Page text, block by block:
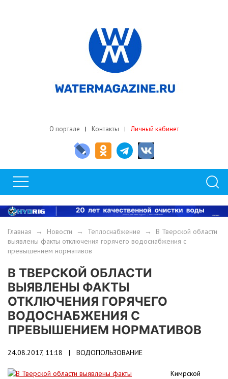
О портале Контакты Личный кабинет
Главная → Новости → Теплоснабжение → В Тверской области
выявлены факты отключения горячего водоснабжения с
превышением нормативов
В ТВЕРСКОЙ ОБЛАСТИ
ВЫЯВЛЕНЫ ФАКТЫ
ОТКЛЮЧЕНИЯ ГОРЯЧЕГО
ВОДОСНАБЖЕНИЯ С
ПРЕВЫШЕНИЕМ НОРМАТИВОВ
24.08.2017, 11:18 | ВОДОПОЛЬЗОВАНИЕ
Кимрской